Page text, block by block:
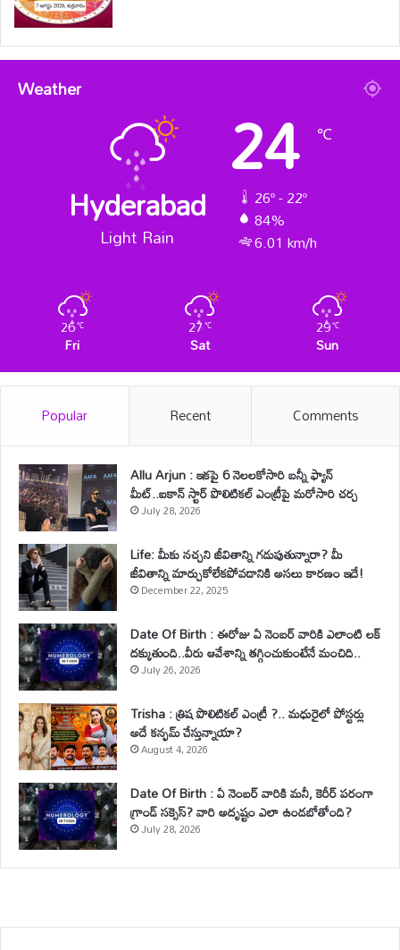
Weather
Hyderabad
Light Rain
24 ℃
26º - 22º
84%
6.01 km/h
26℃
Fri
27℃
Sat
29℃
Sun
Popular Recent Comments
Allu Arjun : ఇకపై 6 నెలలకోసారి బన్నీ ఫ్యాన్
మీట్..ఐకాన్ స్టార్ పొలిటికల్ ఎంట్రీపై మరోసారి చర్చ
July 28, 2026
Life: మీకు నచ్చని జీవితాన్ని గడుపుతున్నారా? మీ
జీవితాన్ని మార్చుకోలేకపోవడానికి అసలు కారణం ఇదే!
December 22, 2025
Date Of Birth : ఈరోజు ఏ నెంబర్ వారికి ఎలాంటి లక్
దక్కుతుంది..వీరు ఆవేశాన్ని తగ్గించుకుంటేనే మంచిది..
July 26, 2026
Trisha : త్రిష పొలిటికల్ ఎంట్రీ ?.. మధురైలో పోస్టర్లు
అదే కన్ఫమ్ చేస్తున్నాయా?
August 4, 2026
Date Of Birth : ఏ నెంబర్ వారికి మనీ, కెరీర్ పరంగా
గ్రాండ్ సక్సెస్? వారి అదృష్టం ఎలా ఉండబోతోంది?
July 28, 2026